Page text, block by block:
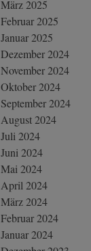
März 2025
Februar 2025
Januar 2025
Dezember 2024
November 2024
Oktober 2024
September 2024
August 2024
Juli 2024
Juni 2024
Mai 2024
April 2024
März 2024
Februar 2024
Januar 2024